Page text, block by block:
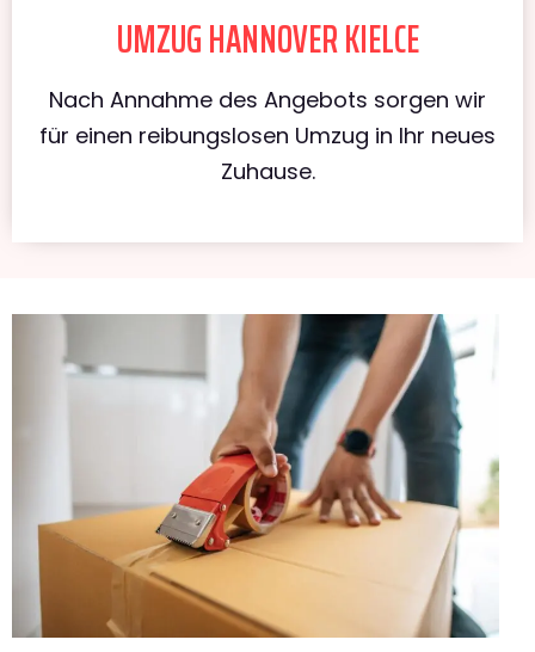
UMZUG HANNOVER KIELCE
Nach Annahme des Angebots sorgen wir
für einen reibungslosen Umzug in Ihr neues
Zuhause.